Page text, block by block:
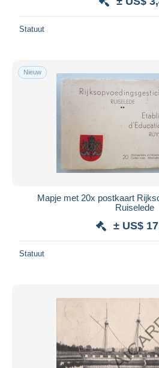
Statuut
Nieuw
Mapje met 20x postkaart
Ruiselede
± US$
Statuut